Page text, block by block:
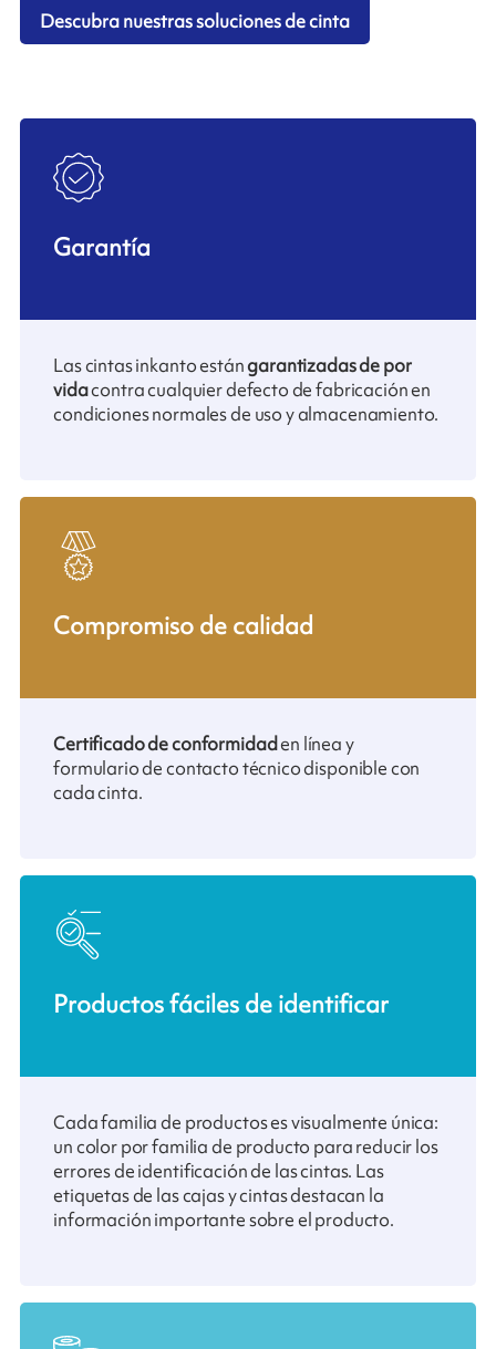
Descubra nuestras soluciones de cinta
Garantía
Las cintas inkanto estángarantizadas de por
vidacontra cualquier defecto de fabricación en
condiciones normales de uso y almacenamiento.
Compromiso de calidad
Certificado de conformidaden línea y
formulario de contacto técnico disponible con
cada cinta.
Productos fáciles de identificar
Cada familia de productos es visualmente única:
un color por familia de producto para reducir los
errores de identificación de las cintas. Las
etiquetas de las cajas y cintas destacan la
información importante sobre el producto.